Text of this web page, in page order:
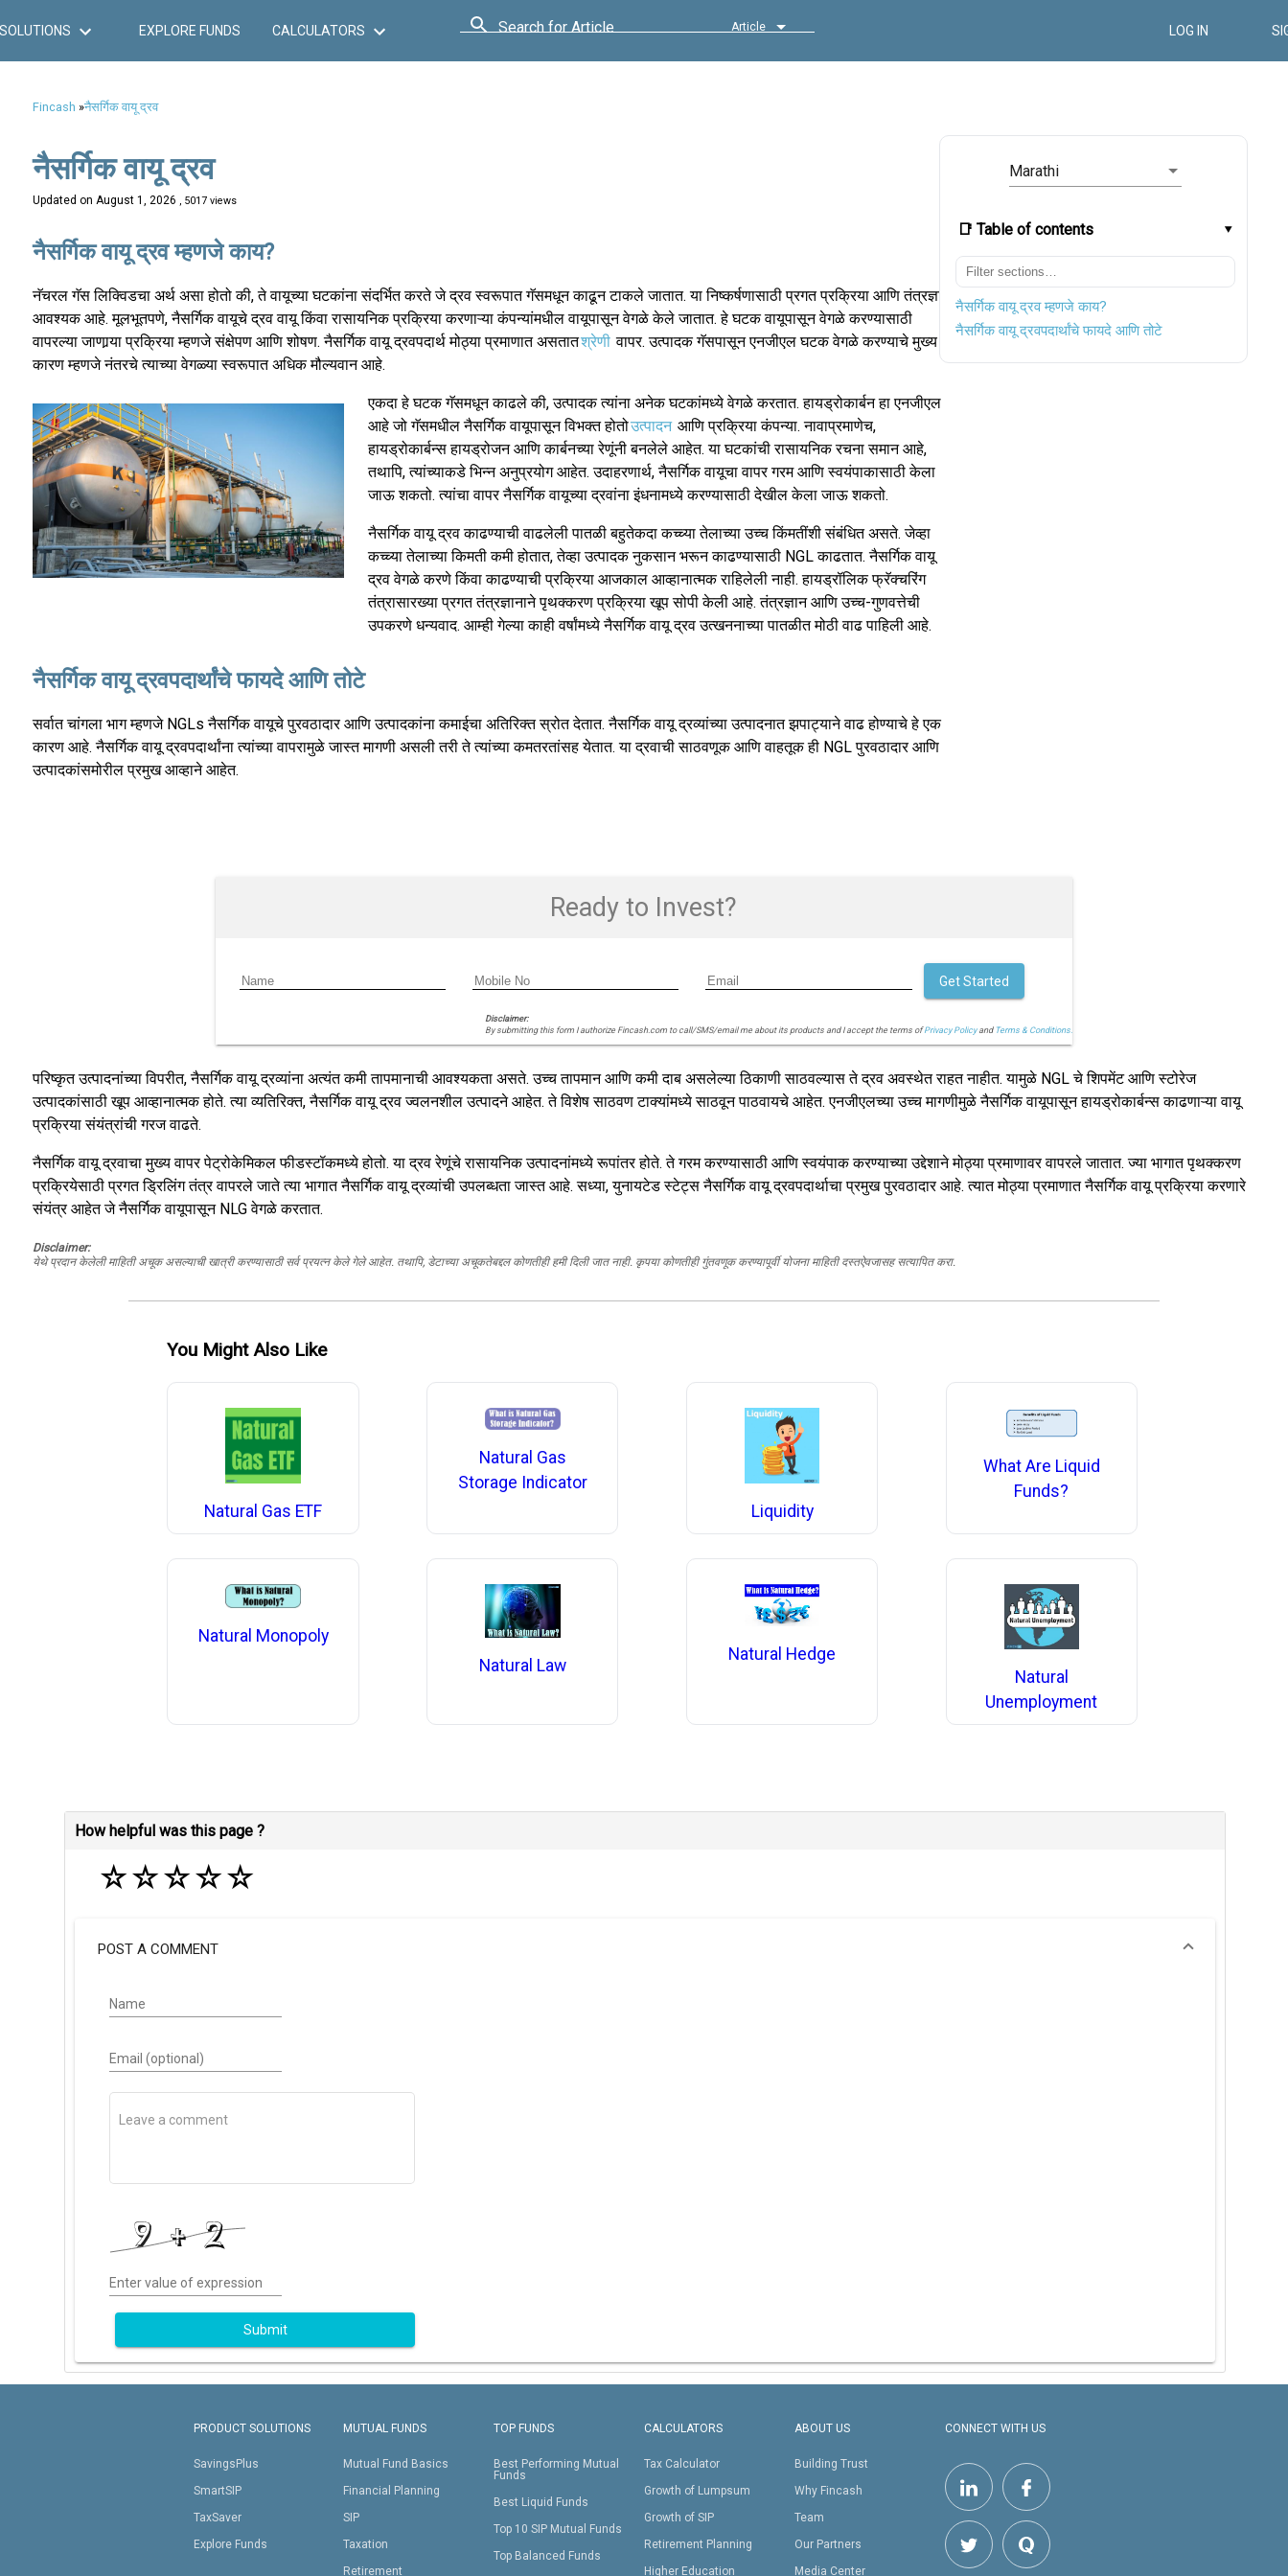
SOLUTIONS EXPLORE FUNDS CALCULATORS Search for Article Article LOG IN
Fincash »नैसर्गिक वायू द्रव
Marathi
📑 Table of contents
नैसर्गिक वायू द्रव म्हणजे काय?
नैसर्गिक वायू द्रवपदार्थांचे फायदे आणि तोटे
नैसर्गिक वायू द्रव
Updated on August 1, 2026 , 5017 views
नैसर्गिक वायू द्रव म्हणजे काय?
नॅचरल गॅस लिक्विडचा अर्थ असा होतो की, ते वायूच्या घटकांना संदर्भित करते जे द्रव स्वरूपात गॅसमधून काढून टाकले जातात. या निष्कर्षणासाठी प्रगत प्रक्रिया आणि तंत्रज्ञान
आवश्यक आहे. मूलभूतपणे, नैसर्गिक वायूचे द्रव वायू किंवा रासायनिक प्रक्रिया करणाऱ्या कंपन्यांमधील वायूपासून वेगळे केले जातात. हे घटक वायूपासून वेगळे करण्यासाठी
वापरल्या जाणार्‍या प्रक्रिया म्हणजे संक्षेपण आणि शोषण. नैसर्गिक वायू द्रवपदार्थ मोठ्या प्रमाणात असतातश्रेणी वापर. उत्पादक गॅसपासून एनजीएल घटक वेगळे करण्याचे मुख्य
कारण म्हणजे नंतरचे त्याच्या वेगळ्या स्वरूपात अधिक मौल्यवान आहे.
एकदा हे घटक गॅसमधून काढले की, उत्पादक त्यांना अनेक घटकांमध्ये वेगळे करतात. हायड्रोकार्बन हा एनजीएल
आहे जो गॅसमधील नैसर्गिक वायूपासून विभक्त होतोउत्पादन आणि प्रक्रिया कंपन्या. नावाप्रमाणेच,
हायड्रोकार्बन्स हायड्रोजन आणि कार्बनच्या रेणूंनी बनलेले आहेत. या घटकांची रासायनिक रचना समान आहे,
तथापि, त्यांच्याकडे भिन्न अनुप्रयोग आहेत. उदाहरणार्थ, नैसर्गिक वायूचा वापर गरम आणि स्वयंपाकासाठी केला
जाऊ शकतो. त्यांचा वापर नैसर्गिक वायूच्या द्रवांना इंधनामध्ये करण्यासाठी देखील केला जाऊ शकतो.
नैसर्गिक वायू द्रव काढण्याची वाढलेली पातळी बहुतेकदा कच्च्या तेलाच्या उच्च किंमतींशी संबंधित असते. जेव्हा
कच्च्या तेलाच्या किमती कमी होतात, तेव्हा उत्पादक नुकसान भरून काढण्यासाठी NGL काढतात. नैसर्गिक वायू
द्रव वेगळे करणे किंवा काढण्याची प्रक्रिया आजकाल आव्हानात्मक राहिलेली नाही. हायड्रॉलिक फ्रॅक्चरिंग
तंत्रासारख्या प्रगत तंत्रज्ञानाने पृथक्करण प्रक्रिया खूप सोपी केली आहे. तंत्रज्ञान आणि उच्च-गुणवत्तेची
उपकरणे धन्यवाद. आम्ही गेल्या काही वर्षांमध्ये नैसर्गिक वायू द्रव उत्खननाच्या पातळीत मोठी वाढ पाहिली आहे.
नैसर्गिक वायू द्रवपदार्थांचे फायदे आणि तोटे
सर्वात चांगला भाग म्हणजे NGLs नैसर्गिक वायूचे पुरवठादार आणि उत्पादकांना कमाईचा अतिरिक्त स्रोत देतात. नैसर्गिक वायू द्रव्यांच्या उत्पादनात झपाट्याने वाढ होण्याचे हे एक
कारण आहे. नैसर्गिक वायू द्रवपदार्थांना त्यांच्या वापरामुळे जास्त मागणी असली तरी ते त्यांच्या कमतरतांसह येतात. या द्रवाची साठवणूक आणि वाहतूक ही NGL पुरवठादार आणि
उत्पादकांसमोरील प्रमुख आव्हाने आहेत.
Ready to Invest?
Disclaimer:
By submitting this form I authorize Fincash.com to call/SMS/email me about its products and I accept the terms ofPrivacy Policyand Terms & Conditions.
Get Started
परिष्कृत उत्पादनांच्या विपरीत, नैसर्गिक वायू द्रव्यांना अत्यंत कमी तापमानाची आवश्यकता असते. उच्च तापमान आणि कमी दाब असलेल्या ठिकाणी साठवल्यास ते द्रव अवस्थेत राहत नाहीत. यामुळे NGL चे शिपमेंट आणि स्टोरेज
उत्पादकांसाठी खूप आव्हानात्मक होते. त्या व्यतिरिक्त, नैसर्गिक वायू द्रव ज्वलनशील उत्पादने आहेत. ते विशेष साठवण टाक्यांमध्ये साठवून पाठवायचे आहेत. एनजीएलच्या उच्च मागणीमुळे नैसर्गिक वायूपासून हायड्रोकार्बन्स काढणाऱ्या वायू
प्रक्रिया संयंत्रांची गरज वाढते.
नैसर्गिक वायू द्रवाचा मुख्य वापर पेट्रोकेमिकल फीडस्टॉकमध्ये होतो. या द्रव रेणूंचे रासायनिक उत्पादनांमध्ये रूपांतर होते. ते गरम करण्यासाठी आणि स्वयंपाक करण्याच्या उद्देशाने मोठ्या प्रमाणावर वापरले जातात. ज्या भागात पृथक्करण
प्रक्रियेसाठी प्रगत ड्रिलिंग तंत्र वापरले जाते त्या भागात नैसर्गिक वायू द्रव्यांची उपलब्धता जास्त आहे. सध्या, युनायटेड स्टेट्स नैसर्गिक वायू द्रवपदार्थाचा प्रमुख पुरवठादार आहे. त्यात मोठ्या प्रमाणात नैसर्गिक वायू प्रक्रिया करणारे
संयंत्र आहेत जे नैसर्गिक वायूपासून NLG वेगळे करतात.
Disclaimer:
येथे प्रदान केलेली माहिती अचूक असल्याची खात्री करण्यासाठी सर्व प्रयत्न केले गेले आहेत. तथापि, डेटाच्या अचूकतेबद्दल कोणतीही हमी दिली जात नाही. कृपया कोणतीही गुंतवणूक करण्यापूर्वी योजना माहिती दस्तऐवजासह सत्यापित करा.
You Might Also Like
Natural Gas ETF
Natural Gas
Storage Indicator
Liquidity
What Are Liquid
Funds?
Natural Monopoly
Natural Law
Natural Hedge
Natural
Unemployment
How helpful was this page ?
☆☆☆☆☆
POST A COMMENT
Name
Email (optional)
Enter value of expression
Submit
PRODUCT SOLUTIONS
SavingsPlus
SmartSIP
TaxSaver
Explore Funds
MUTUAL FUNDS
Mutual Fund Basics
Financial Planning
SIP
Taxation
Retirement
TOP FUNDS
Best Performing Mutual
Funds
Best Liquid Funds
Top 10 SIP Mutual Funds
Top Balanced Funds
CALCULATORS
Tax Calculator
Growth of Lumpsum
Growth of SIP
Retirement Planning
Higher Education
ABOUT US
Building Trust
Why Fincash
Team
Our Partners
Media Center
CONNECT WITH US